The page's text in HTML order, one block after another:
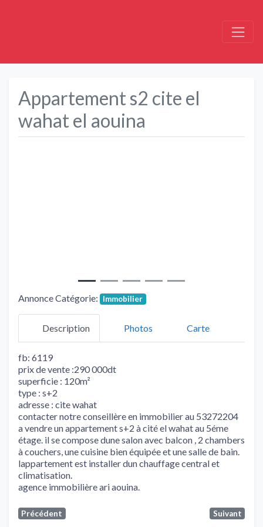
Appartement s2 cite el
wahat el aouina
Annonce Catégorie: Immobilier
Description Photos Carte
fb: 6119
prix de vente :290 000dt
superficie : 120m²
type : s+2
adresse : cite wahat
contacter notre conseillère en immobilier au 53272204
a vendre un appartement s+2 à cité el wahat au 5éme
étage. il se compose dune salon avec balcon , 2 chambers
à couchers, une cuisine bien équipée et une salle de bain.
lappartement est installer dun chauffage central et
climatisation.
agence immobilière ari aouina.
Précédent Suivant